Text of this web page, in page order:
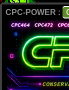
CPC-POWER :